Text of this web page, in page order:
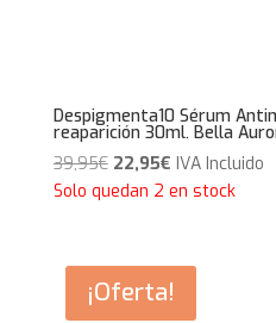
Despigmenta10 Sérum
reaparición 30ml. Bella
39,95€ El
precio
39,95€.
22,95€El
precio
22,95€.
IVA Incluido
Solo quedan 2 en stock
¡Oferta!